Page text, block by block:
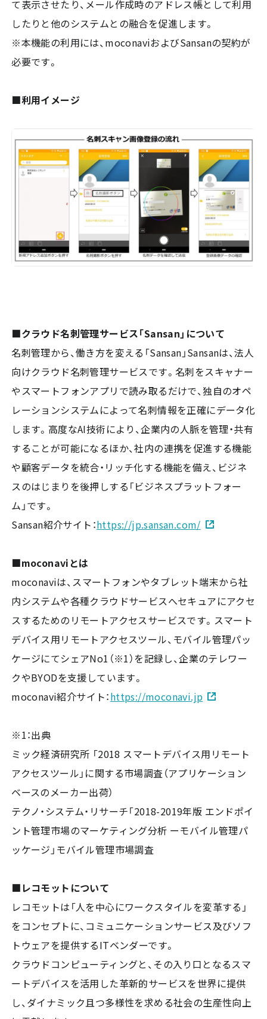
て表示させたり、メール作成時のアドレス帳として利用
したりと他のシステムとの融合を促進します。
※本機能の利用には、moconaviおよびSansanの契約が
必要です。
■利用イメージ
■クラウド名刺管理サービス「Sansan」について
名刺管理から、働き方を変える「Sansan」Sansanは、法人
向けクラウド名刺管理サービスです。名刺をスキャナー
やスマートフォンアプリで読み取るだけで、独自のオペ
レーションシステムによって名刺情報を正確にデータ化
します。高度なAI技術により、企業内の人脈を管理・共有
することが可能になるほか、社内の連携を促進する機能
や顧客データを統合・リッチ化する機能を備え、ビジネ
スのはじまりを後押しする「ビジネスプラットフォー
ム」です。
Sansan紹介サイト：https://jp.sansan.com/
■moconaviとは
moconaviは、スマートフォンやタブレット端末から社
内システムや各種クラウドサービスへセキュアにアクセ
スするためのリモートアクセスサービスです。スマート
デバイス用リモートアクセスツール、モバイル管理パッ
ケージにてシェアNo1（※1）を記録し、企業のテレワー
クやBYODを支援しています。
moconavi紹介サイト：https://moconavi.jp
※1：出典
ミック経済研究所 「2018 スマートデバイス用リモート
アクセスツール」に関する市場調査（アプリケーション
ベースのメーカー出荷）
テクノ・システム・リサーチ「2018-2019年版 エンドポイ
ント管理市場のマーケティング分析 ーモバイル管理パ
ッケージ」モバイル管理市場調査
■レコモットについて
レコモットは「人を中心にワークスタイルを変革する」
をコンセプトに、コミュニケーションサービス及びソフ
トウェアを提供するITベンダーです。
クラウドコンピューティングと、その入り口となるスマ
ートデバイスを活用した革新的サービスを世界に提供
し、ダイナミック且つ多様性を求める社会の生産性向上